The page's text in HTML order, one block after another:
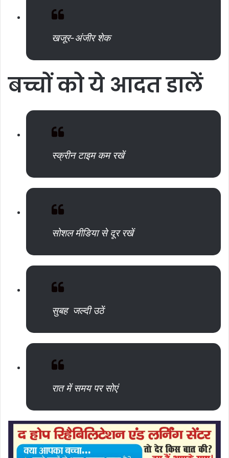
खजूर-अंजीर शेक
बच्चोंकोये आदतडालें
स्क्रीन टाइम कम रखें
सोशल मीडिया से दूर रखें
सुबह जल्दी उठें
रात में समय पर सोएं